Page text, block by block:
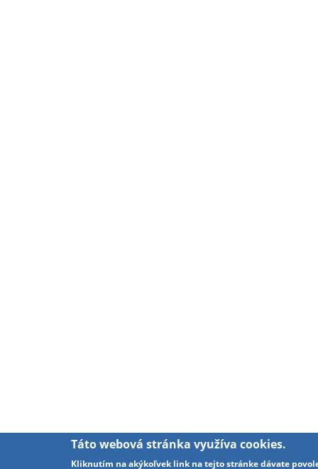
Táto webová stránka využíva cookies.
Kliknutím na akýkoľvek link na tejto stránke dávate